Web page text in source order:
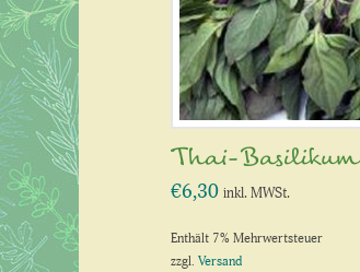
Thai-Basilikum
€6,30 inkl. MWSt.
Enthält 7% Mehrwertsteuer
zzgl. Versand